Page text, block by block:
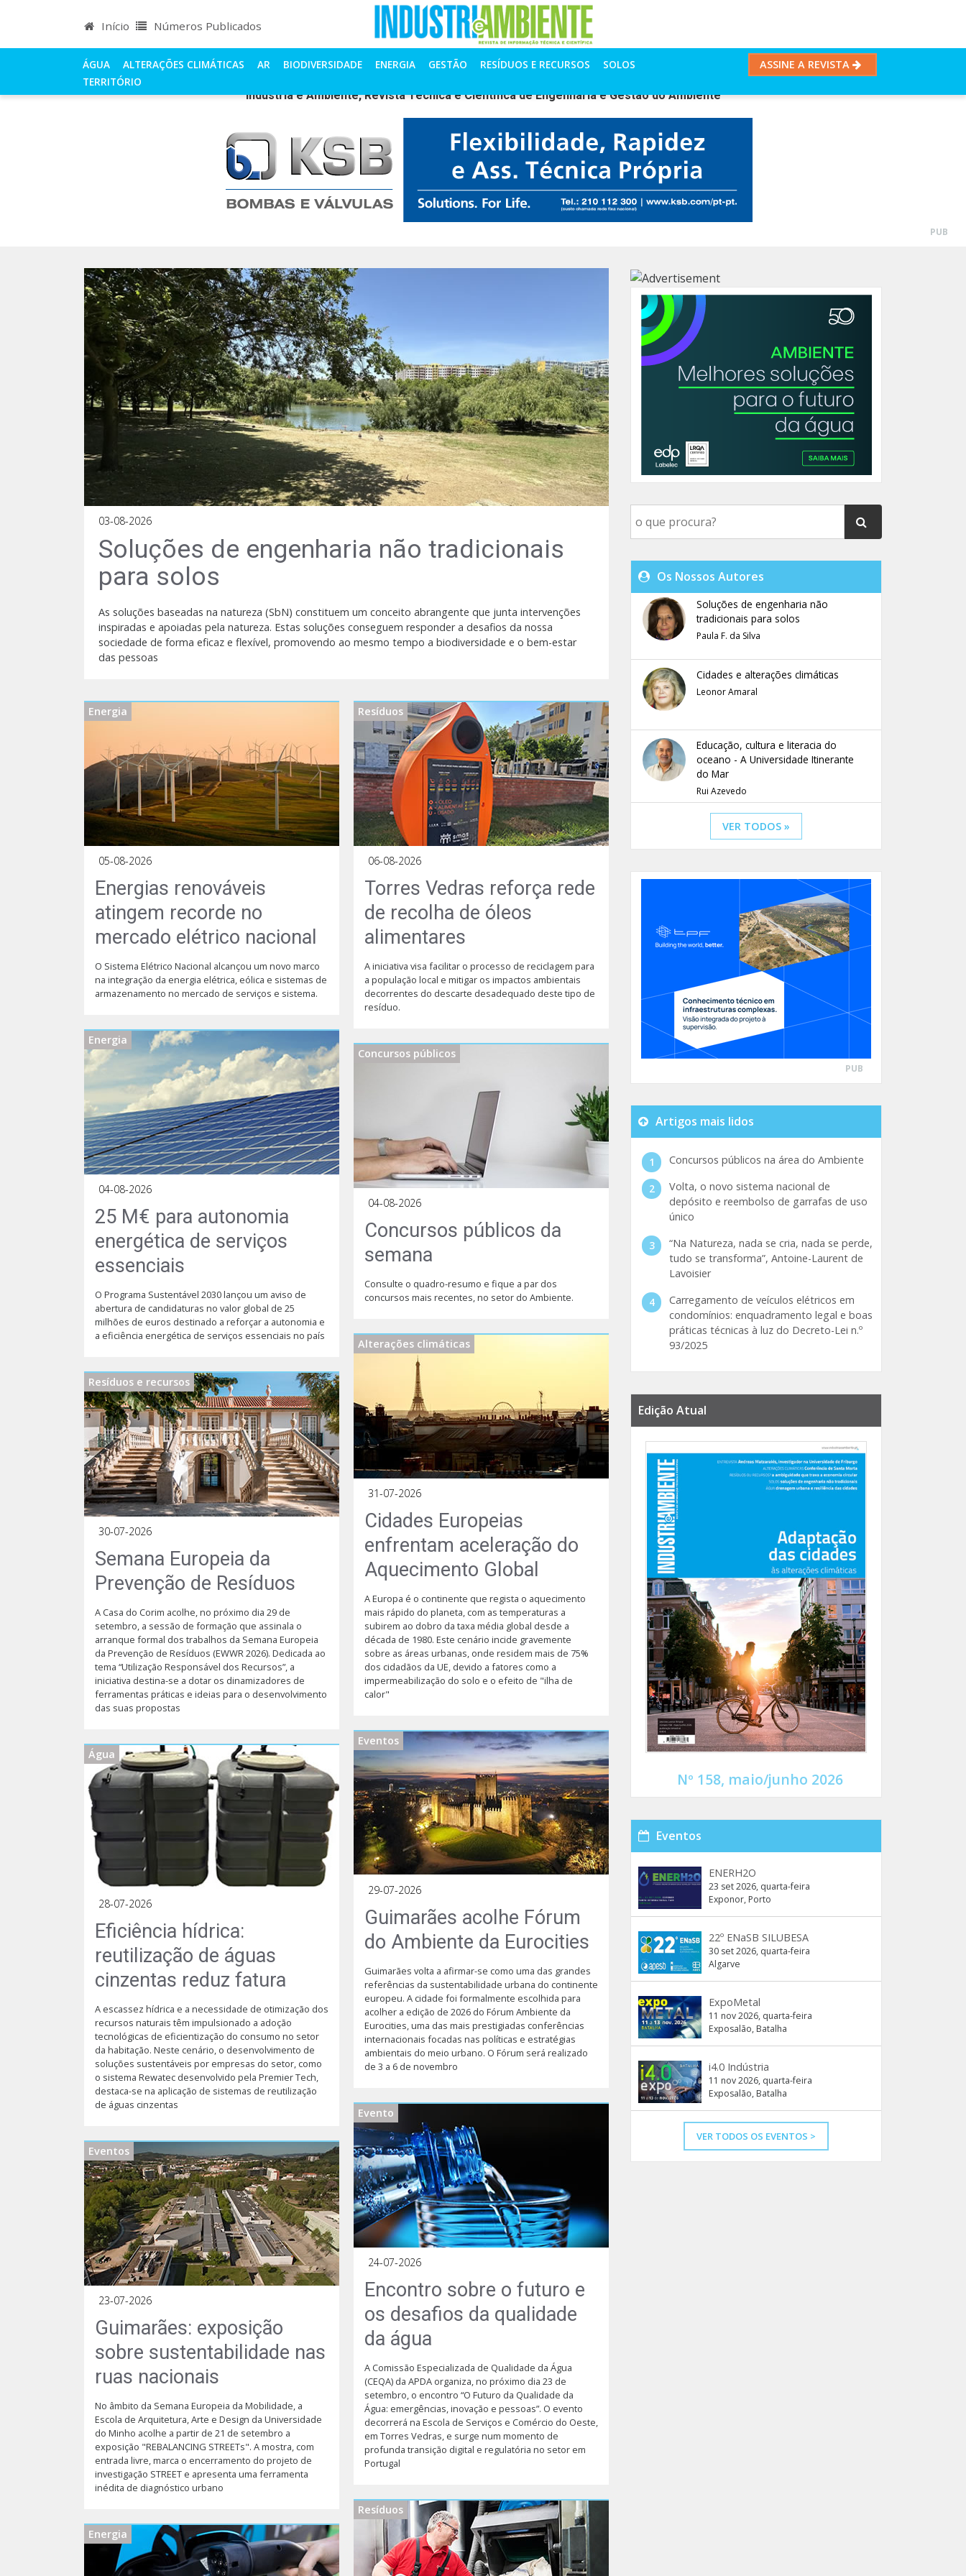
Início Números Publicados
ÁGUA ALTERAÇÕES CLIMÁTICAS AR BIODIVERSIDADE ENERGIA GESTÃO RESÍDUOS E RECURSOS
SOLOS
TERRITÓRIO
ASSINE A REVISTA
Indústria e Ambiente, Revista Técnica e Científica de Engenharia e Gestão do Ambiente
PUB
03-08-2026
Soluções de engenharia não tradicionais
para solos
As soluções baseadas na natureza (SbN) constituem um conceito abrangente que junta intervenções
inspiradas e apoiadas pela natureza. Estas soluções conseguem responder a desafios da nossa
sociedade de forma eficaz e flexível, promovendo ao mesmo tempo a biodiversidade e o bem-estar
das pessoas
Energia
05-08-2026
Energias renováveis
atingem recorde no
mercado elétrico nacional
O Sistema Elétrico Nacional alcançou um novo marco
na integração da energia elétrica, eólica e sistemas de
armazenamento no mercado de serviços e sistema.
Energia
04-08-2026
25 M€ para autonomia
energética de serviços
essenciais
O Programa Sustentável 2030 lançou um aviso de
abertura de candidaturas no valor global de 25
milhões de euros destinado a reforçar a autonomia e
a eficiência energética de serviços essenciais no país
Resíduos e recursos
30-07-2026
Semana Europeia da
Prevenção de Resíduos
A Casa do Corim acolhe, no próximo dia 29 de
setembro, a sessão de formação que assinala o
arranque formal dos trabalhos da Semana Europeia
da Prevenção de Resíduos (EWWR 2026). Dedicada ao
tema “Utilização Responsável dos Recursos”, a
iniciativa destina-se a dotar os dinamizadores de
ferramentas práticas e ideias para o desenvolvimento
das suas propostas
Água
28-07-2026
Eficiência hídrica:
reutilização de águas
cinzentas reduz fatura
A escassez hídrica e a necessidade de otimização dos
recursos naturais têm impulsionado a adoção
tecnológicas de eficientização do consumo no setor
da habitação. Neste cenário, o desenvolvimento de
soluções sustentáveis por empresas do setor, como
o sistema Rewatec desenvolvido pela Premier Tech,
destaca-se na aplicação de sistemas de reutilização
de águas cinzentas
Eventos
23-07-2026
Guimarães: exposição
sobre sustentabilidade nas
ruas nacionais
No âmbito da Semana Europeia da Mobilidade, a
Escola de Arquitetura, Arte e Design da Universidade
do Minho acolhe a partir de 21 de setembro a
exposição "REBALANCING STREETs". A mostra, com
entrada livre, marca o encerramento do projeto de
investigação STREET e apresenta uma ferramenta
inédita de diagnóstico urbano
Energia
Resíduos
06-08-2026
Torres Vedras reforça rede
de recolha de óleos
alimentares
A iniciativa visa facilitar o processo de reciclagem para
a população local e mitigar os impactos ambientais
decorrentes do descarte desadequado deste tipo de
resíduo.
Concursos públicos
04-08-2026
Concursos públicos da
semana
Consulte o quadro-resumo e fique a par dos
concursos mais recentes, no setor do Ambiente.
Alterações climáticas
31-07-2026
Cidades Europeias
enfrentam aceleração do
Aquecimento Global
A Europa é o continente que regista o aquecimento
mais rápido do planeta, com as temperaturas a
subirem ao dobro da taxa média global desde a
década de 1980. Este cenário incide gravemente
sobre as áreas urbanas, onde residem mais de 75%
dos cidadãos da UE, devido a fatores como a
impermeabilização do solo e o efeito de "ilha de
calor"
Eventos
29-07-2026
Guimarães acolhe Fórum
do Ambiente da Eurocities
Guimarães volta a afirmar-se como uma das grandes
referências da sustentabilidade urbana do continente
europeu. A cidade foi formalmente escolhida para
acolher a edição de 2026 do Fórum Ambiente da
Eurocities, uma das mais prestigiadas conferências
internacionais focadas nas políticas e estratégias
ambientais do meio urbano. O Fórum será realizado
de 3 a 6 de novembro
Evento
24-07-2026
Encontro sobre o futuro e
os desafios da qualidade
da água
A Comissão Especializada de Qualidade da Água
(CEQA) da APDA organiza, no próximo dia 23 de
setembro, o encontro “O Futuro da Qualidade da
Água: emergências, inovação e pessoas”. O evento
decorrerá na Escola de Serviços e Comércio do Oeste,
em Torres Vedras, e surge num momento de
profunda transição digital e regulatória no setor em
Portugal
Resíduos
Os Nossos Autores
Soluções de engenharia não
tradicionais para solos
Paula F. da Silva
Cidades e alterações climáticas
Leonor Amaral
Educação, cultura e literacia do
oceano - A Universidade Itinerante
do Mar
Rui Azevedo
VER TODOS »
PUB
Artigos mais lidos
Concursos públicos na área do Ambiente
Volta, o novo sistema nacional de
depósito e reembolso de garrafas de uso
único
“Na Natureza, nada se cria, nada se perde,
tudo se transforma”, Antoine-Laurent de
Lavoisier
Carregamento de veículos elétricos em
condomínios: enquadramento legal e boas
práticas técnicas à luz do Decreto-Lei n.º
93/2025
Edição Atual
Nº 158, maio/junho 2026
Eventos
ENERH2O
23 set 2026, quarta-feira
Exponor, Porto
22º ENaSB SILUBESA
30 set 2026, quarta-feira
Algarve
ExpoMetal
11 nov 2026, quarta-feira
Exposalão, Batalha
i4.0 Indústria
11 nov 2026, quarta-feira
Exposalão, Batalha
VER TODOS OS EVENTOS >